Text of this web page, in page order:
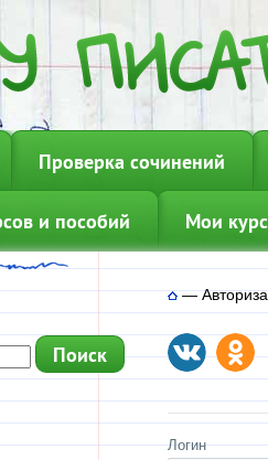
Проверка сочинений
и пособий Мои
—
Логин